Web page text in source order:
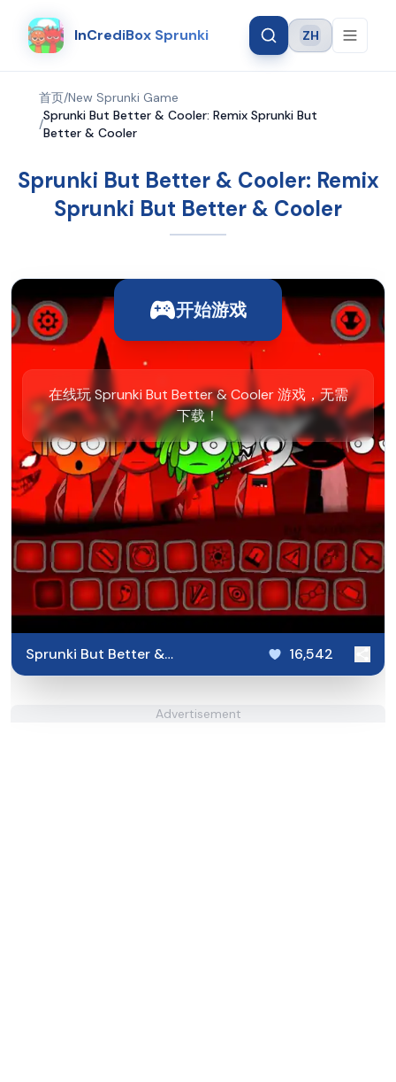
InCrediBox Sprunki Language
ZH
首页/New Sprunki Game
/
Sprunki But Better & Cooler: Remix Sprunki But
Better & Cooler
Sprunki But Better & Cooler: Remix
Sprunki But Better & Cooler
开始游戏
在线玩 Sprunki But Better & Cooler 游戏，无需
下载！
Sprunki But Better &
Cooler
16,542
Advertisement